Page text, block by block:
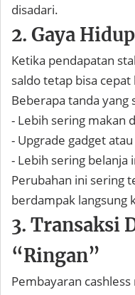
disadari.
2. Gaya
Ketika pendapatan
saldo tetap bisa cepat
Beberapa tanda yang
- Lebih sering makan
- Upgrade gadget
- Lebih sering belanja
Perubahan ini sering
berdampak langsung
3. Transaksi
“Ringan”
Pembayaran